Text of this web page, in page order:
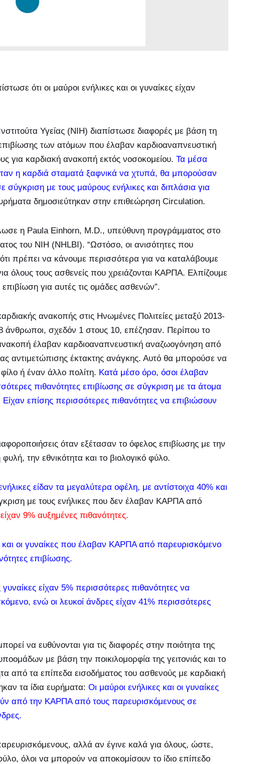
ότι οι μαύροι ενήλικες και οι γυναίκες είχαν
Υγείας (NIH) διαπίστωσε διαφορές με βάση τη
των ατόμων που έλαβαν καρδιοαναπνευστική
καρδιακή ανακοπή εκτός νοσοκομείου. Τα μέσα
η καρδιά σταματά ξαφνικά να χτυπά, θα μπορούσαν
σύγκριση με τους μαύρους ενήλικες και διπλάσια για
δημοσιεύτηκαν στην επιθεώρηση Circulation.
η Paula Einhorn, M.D., υπεύθυνη προγράμματος στο
του NIH (NHLBI). “Ωστόσο, οι ανισότητες που
πρέπει να κάνουμε περισσότερα για να καταλάβουμε
όλους τους ασθενείς που χρειάζονται ΚΑΡΠΑ. Ελπίζουμε
για αυτές τις ομάδες ασθενών”.
ανακοπής στις Ηνωμένες Πολιτείες μεταξύ 2013-
σχεδόν 1 στους 10, επέζησαν. Περίπου το
έλαβαν καρδιοαναπνευστική αναζωογόνηση από
αντιμετώπισης έκτακτης ανάγκης. Αυτό θα μπορούσε να
ή έναν άλλο πολίτη. Κατά μέσο όρο, όσοι έλαβαν
πιθανότητες επιβίωσης σε σύγκριση με τα άτομα
επίσης περισσότερες πιθανότητες να επιβιώσουν
όταν εξέτασαν το όφελος επιβίωσης με την
την εθνικότητα και το βιολογικό φύλο.
είδαν τα μεγαλύτερα οφέλη, με αντίστοιχα 40% και
με τους ενήλικες που δεν έλαβαν ΚΑΡΠΑ από
9% αυξημένες πιθανότητες.
οι γυναίκες που έλαβαν ΚΑΡΠΑ από παρευρισκόμενο
επιβίωσης.
είχαν 5% περισσότερες πιθανότητες να
ενώ οι λευκοί άνδρες είχαν 41% περισσότερες
να ευθύνονται για τις διαφορές στην ποιότητα της
με βάση την ποικιλομορφία της γειτονιάς και το
από τα επίπεδα εισοδήματος του ασθενούς με καρδιακή
τα ίδια ευρήματα: Οι μαύροι ενήλικες και οι γυναίκες
από την ΚΑΡΠΑ από τους παρευρισκόμενους σε
αλλά αν έγινε καλά για όλους, ώστε,
όλοι να μπορούν να αποκομίσουν το ίδιο επίπεδο